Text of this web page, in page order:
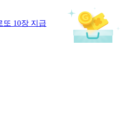
또 10장 지급